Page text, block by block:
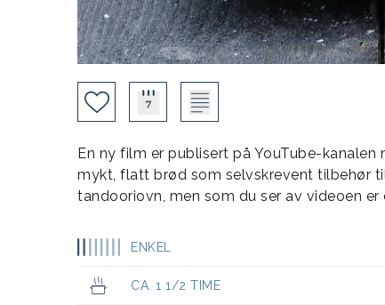
En ny film er publisert på YouTube-kanalen
mykt, flatt brød som selvskrevent tilbehør
tandooriovn, men som du ser av videoen
ENKEL
CA. 1 1/2 TIME